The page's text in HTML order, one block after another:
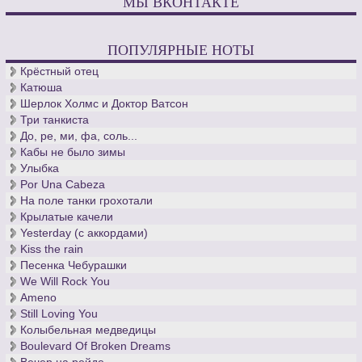
ПОПУЛЯРНЫЕ НОТЫ
Крёстный отец
Катюша
Шерлок Холмс и Доктор Ватсон
Три танкиста
До, ре, ми, фа, соль...
Кабы не было зимы
Улыбка
Por Una Cabeza
На поле танки грохотали
Крылатые качели
Yesterday (с аккордами)
Kiss the rain
Песенка Чебурашки
We Will Rock You
Ameno
Still Loving You
Колыбельная медведицы
Boulevard Of Broken Dreams